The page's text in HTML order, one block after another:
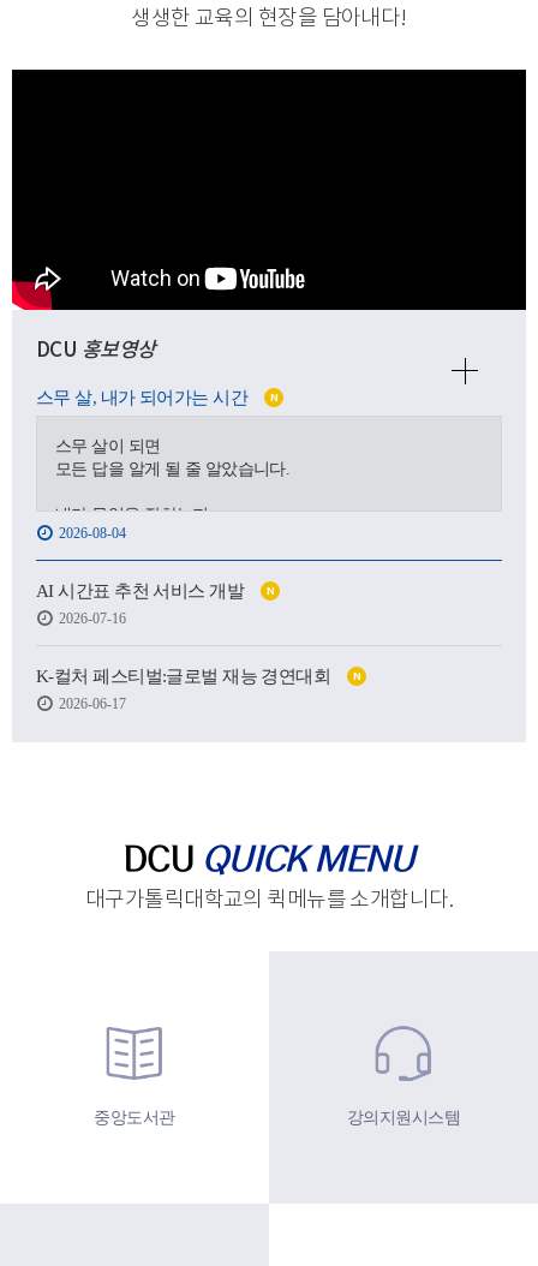
생생한 교육의 현장을 담아내다!
DCU 홍보영상
스무 살, 내가 되어가는 시간 N
스무 살이 되면
모든 답을 알게 될 줄 알았습니다.
내가 무엇을 잘하는지,
어디로 가야 하는지,
어떤 사람이 될 수 있을지.
하지만 처음 마주한 강의실도,
처음 건넨 인사도,
생각보다 낯설고 서툴렀습니다.
2026-08-04
AI 시간표 추천 서비스 개발 N
2026-07-16
K-컬처 페스티벌:글로벌 재능 경연대회 N
2026-06-17
DCU QUICK MENU
대구가톨릭대학교의 퀵메뉴를 소개합니다.
중앙도서관 강의지원시스템